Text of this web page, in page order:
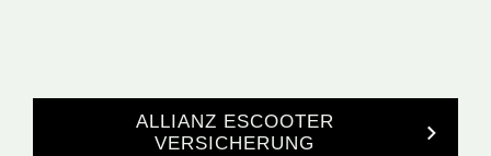
ALLIANZ ESCOOTER
VERSICHERUNG